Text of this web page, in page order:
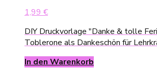
1,99 €
DIY Druckvorlage "Danke & tolle
Toblerone als Dankeschön für
In den Warenkorb